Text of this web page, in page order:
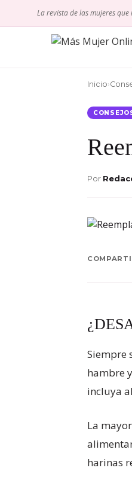
La revista de las mujeres
Inicio›
Por
Siempre
hambre
incluya
La
harinas